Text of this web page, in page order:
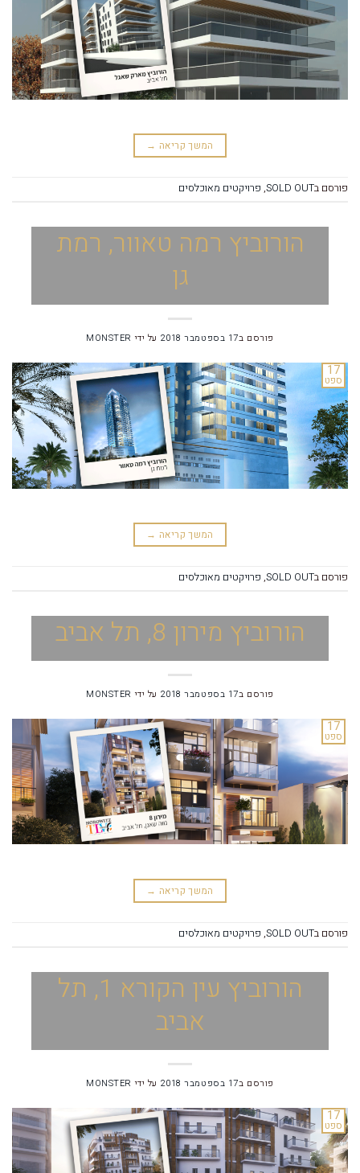
המשך קריאה →
פורסם בSOLD OUT
, פרויקטים מאוכלסים
הורוביץ רמה טאוור, רמת
גן
פורסם ב17 בספטמבר 2018 על ידי MONSTER
17
ספט
המשך קריאה →
פורסם בSOLD OUT
, פרויקטים מאוכלסים
הורוביץ מירון 8, תל אביב
פורסם ב17 בספטמבר 2018 על ידי MONSTER
17
ספט
המשך קריאה →
פורסם בSOLD OUT
, פרויקטים מאוכלסים
הורוביץ עין הקורא 1, תל
אביב
פורסם ב17 בספטמבר 2018 על ידי MONSTER
17
ספט